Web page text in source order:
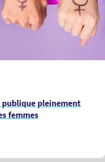
publique pleinement
femmes